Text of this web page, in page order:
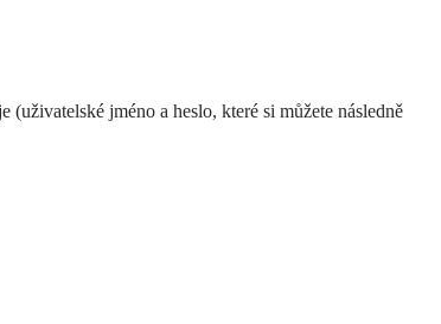
jméno a heslo, které si můžete následně